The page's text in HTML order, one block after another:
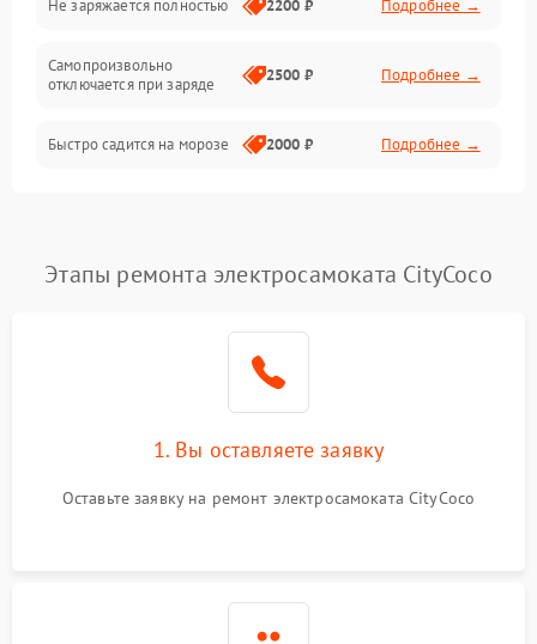
Не заряжается полностью 2200 ₽ Подробнее →
Самопроизвольно
отключается при заряде
2500 ₽ Подробнее →
Быстро садится на морозе 2000 ₽ Подробнее →
Этапы ремонта электросамоката CityCoco
1. Вы оставляете заявку
Оставьте заявку на ремонт электросамоката CityCoco